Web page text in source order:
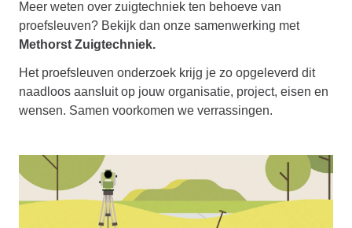
Meer weten over zuigtechniek ten behoeve van
proefsleuven? Bekijk dan onze samenwerking met
Methorst Zuigtechniek.
Het proefsleuven onderzoek krijg je zo opgeleverd dit
naadloos aansluit op jouw organisatie, project, eisen en
wensen. Samen voorkomen we verrassingen.